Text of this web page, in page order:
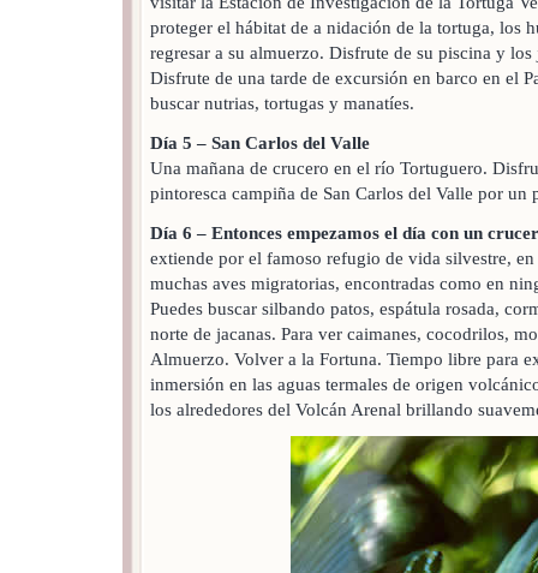
proteger el hábitat de a nidación de la tortuga, los
regresar a su almuerzo. Disfrute de su piscina y
Disfrute de una tarde de excursión en barco en el
buscar nutrias, tortugas y manatíes.
Día 5 – San Carlos del Valle
Una mañana de crucero en el río Tortuguero.
pintoresca campiña de San Carlos del Valle por un
Día 6 – Entonces empezamos el día con un
extiende por el famoso refugio de vida silvestre,
muchas aves migratorias, encontradas como en
Puedes buscar silbando patos, espátula rosada,
norte de jacanas. Para ver caimanes, cocodrilos,
Almuerzo. Volver a la Fortuna. Tiempo libre para
inmersión en las aguas termales de origen
los alrededores del Volcán Arenal brillando